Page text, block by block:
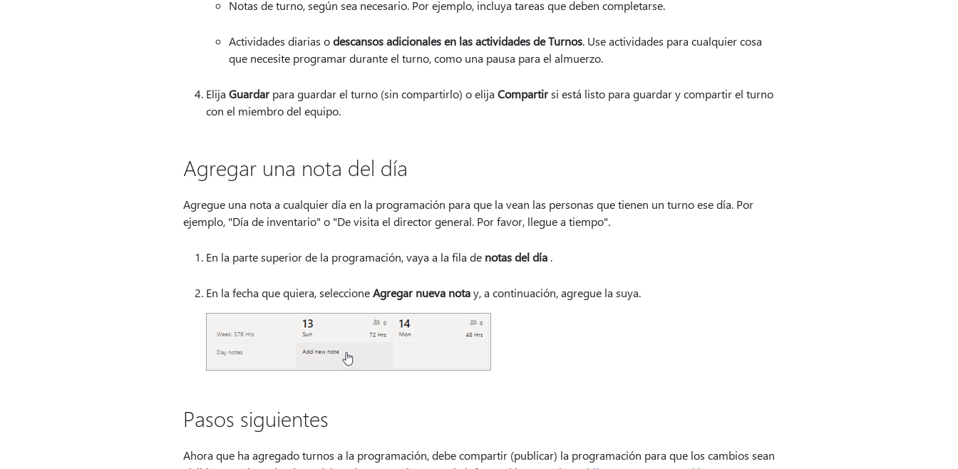
Notas de turno, según sea necesario. Por ejemplo, incluya tareas que deben completarse.
Actividades diarias odescansos adicionales en las actividades de Turnos. Use actividades para cualquier cosa
que necesite programar durante el turno, como una pausa para el almuerzo.
Elija Guardarpara guardar el turno (sin compartirlo) o elija Compartirsi está listo para guardar y compartir el turno
con el miembro del equipo.
Agregar una nota del día
Agregue una nota a cualquier día en la programación para que la vean las personas que tienen un turno ese día. Por
ejemplo, "Día de inventario" o "De visita el director general. Por favor, llegue a tiempo".
En la parte superior de la programación, vaya a la fila de notas del día.
En la fecha que quiera, seleccioneAgregar nueva notay, a continuación, agregue la suya.
Pasos siguientes
Ahora que ha agregado turnos a la programación, debe compartir (publicar) la programación para que los cambios sean